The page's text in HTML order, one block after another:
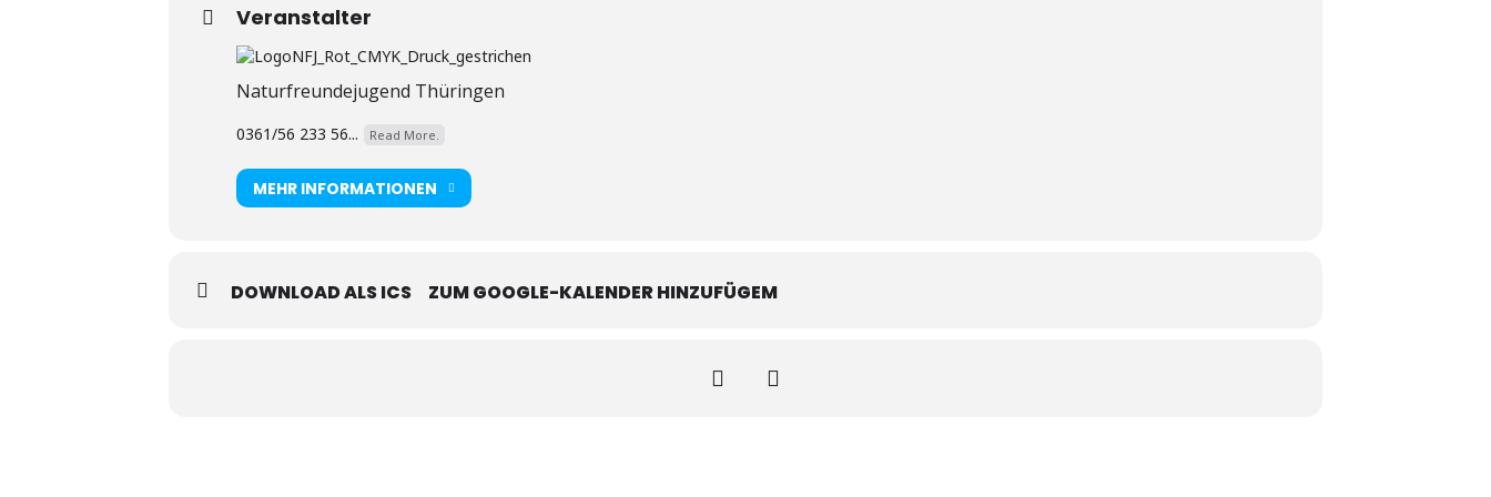
Veranstalter
Naturfreundejugend Thüringen
0361/56 233 56... Read More.
MEHR INFORMATIONEN
DOWNLOAD ALS ICS ZUM GOOGLE-KALENDER HINZUFÜGEM